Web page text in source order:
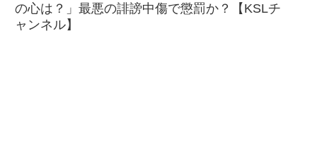
の心は？」最悪の誹謗中傷で懲罰か？【KSLチ
ャンネル】